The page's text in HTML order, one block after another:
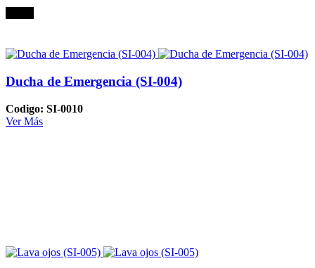
Ducha de Emergencia (SI-004)
Codigo: SI-0010
Ver Más